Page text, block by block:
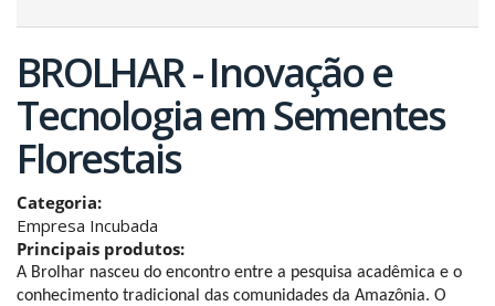
BROLHAR - Inovação e
Tecnologia em Sementes
Florestais
Categoria:
Empresa Incubada
Principais produtos:
A Brolhar nasceu do encontro entre a pesquisa acadêmica e o
conhecimento tradicional das comunidades da Amazônia. O